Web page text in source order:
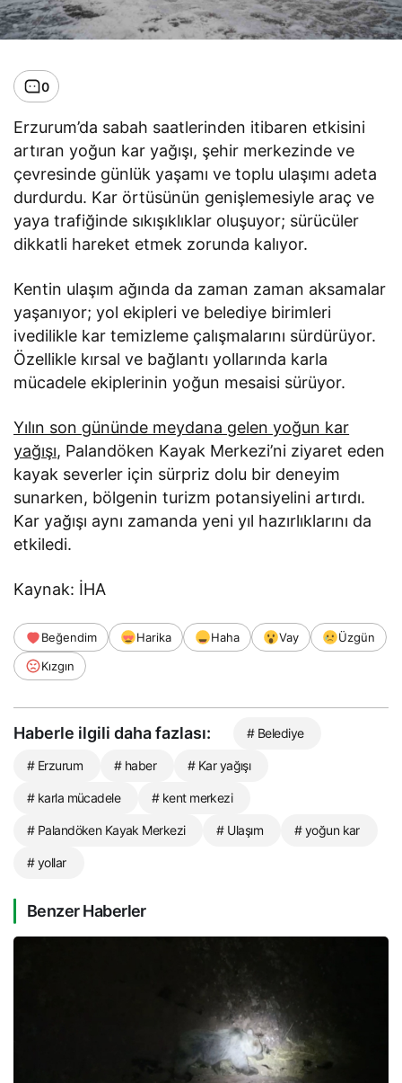
0
Erzurum’da sabah saatlerinden itibaren etkisini
artıran yoğun kar yağışı, şehir merkezinde ve
çevresinde günlük yaşamı ve toplu ulaşımı adeta
durdurdu. Kar örtüsünün genişlemesiyle araç ve
yaya trafiğinde sıkışıklıklar oluşuyor; sürücüler
dikkatli hareket etmek zorunda kalıyor.
Kentin ulaşım ağında da zaman zaman aksamalar
yaşanıyor; yol ekipleri ve belediye birimleri
ivedilikle kar temizleme çalışmalarını sürdürüyor.
Özellikle kırsal ve bağlantı yollarında karla
mücadele ekiplerinin yoğun mesaisi sürüyor.
Yılın son gününde meydana gelen yoğun kar
yağışı, Palandöken Kayak Merkezi’ni ziyaret eden
kayak severler için sürpriz dolu bir deneyim
sunarken, bölgenin turizm potansiyelini artırdı.
Kar yağışı aynı zamanda yeni yıl hazırlıklarını da
etkiledi.
Kaynak: İHA
Beğendim Harika Haha Vay
Üzgün
Kızgın
Haberle ilgili daha fazlası: # Belediye
# Erzurum # haber # Kar yağışı
# karla mücadele # kent merkezi
# Palandöken Kayak Merkezi # Ulaşım # yoğun kar
# yollar
Benzer Haberler